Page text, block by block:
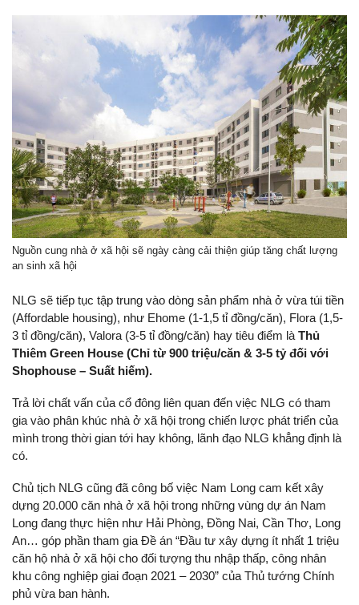
Nguồn cung nhà ở xã hội sẽ ngày càng cải thiện giúp tăng chất lượng
an sinh xã hội
NLG sẽ tiếp tục tập trung vào dòng sản phẩm nhà ở vừa túi tiền
(Affordable housing), như Ehome (1-1,5 tỉ đồng/căn), Flora (1,5-
3 tỉ đồng/căn), Valora (3-5 tỉ đồng/căn) hay tiêu điểm là Thủ
Thiêm Green House (Chỉ từ 900 triệu/căn & 3-5 tỷ đối với
Shophouse – Suất hiếm).
Trả lời chất vấn của cổ đông liên quan đến việc NLG có tham
gia vào phân khúc nhà ở xã hội trong chiến lược phát triển của
mình trong thời gian tới hay không, lãnh đạo NLG khẳng định là
có.
Chủ tịch NLG cũng đã công bố việc Nam Long cam kết xây
dựng 20.000 căn nhà ở xã hội trong những vùng dự án Nam
Long đang thực hiện như Hải Phòng, Đồng Nai, Cần Thơ, Long
An… góp phần tham gia Đề án “Đầu tư xây dựng ít nhất 1 triệu
căn hộ nhà ở xã hội cho đối tượng thu nhập thấp, công nhân
khu công nghiệp giai đoạn 2021 – 2030” của Thủ tướng Chính
phủ vừa ban hành.